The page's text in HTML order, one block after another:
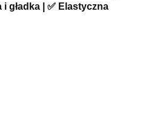
i gładka | ✅ Elastyczna